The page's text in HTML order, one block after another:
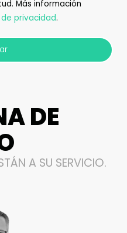
Más información
privacidad.
DE
A SU SERVICIO.